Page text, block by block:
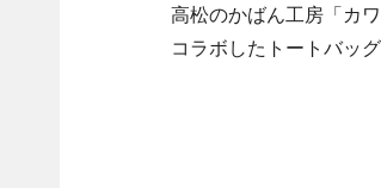
高松のかばん工房「カ
コラボしたトートバッ